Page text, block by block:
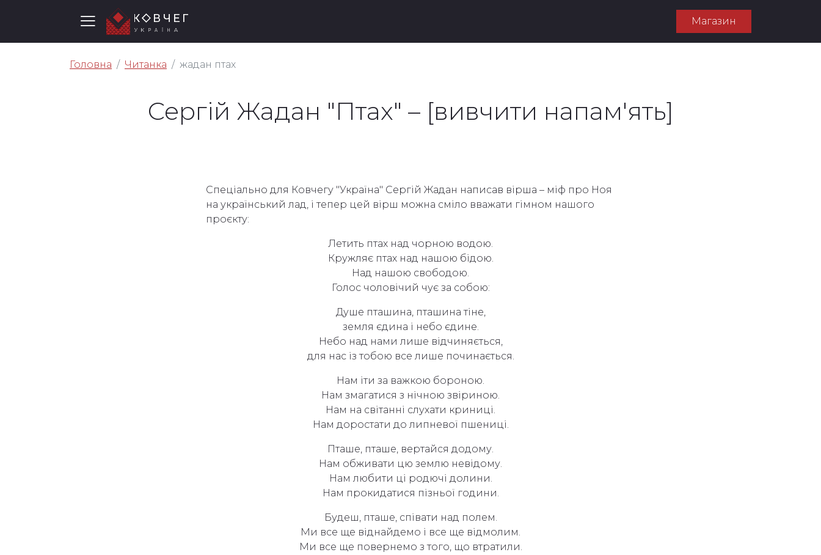
Магазин
Головна Читанка жадан птах
Сергій Жадан "Птах" – [вивчити напам'ять]
Спеціально для Ковчегу "Україна" Сергій Жадан написав вірша – міф про Ноя
на український лад, і тепер цей вірш можна сміло вважати гімном нашого
проєкту:
Летить птах над чорною водою.
Кружляє птах над нашою бідою.
Над нашою свободою.
Голос чоловічий чує за собою:
Душе пташина, пташина тіне,
земля єдина і небо єдине.
Небо над нами лише відчиняється,
для нас із тобою все лише починається.
Нам іти за важкою бороною.
Нам змагатися з нічною звіриною.
Нам на світанні слухати криниці.
Нам доростати до липневої пшениці.
Пташе, пташе, вертайся додому.
Нам обживати цю землю невідому.
Нам любити ці родючі долини.
Нам прокидатися пізньої години.
Будеш, пташе, співати над полем.
Ми все ще віднайдемо і все ще відмолим.
Ми все ще повернемо з того, що втратили.